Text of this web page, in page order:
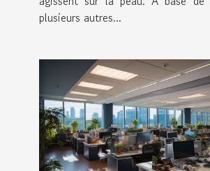
plusieurs autres...